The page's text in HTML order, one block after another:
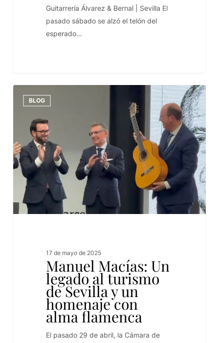
Guitarrería Álvarez & Bernal | Sevilla El
pasado sábado se alzó el telón del
esperado…
BLOG
17 de mayo de 2025
Manuel Macías: Un
legado al turismo
de Sevilla y un
homenaje con
alma flamenca
El pasado 29 de abril, la Cámara de